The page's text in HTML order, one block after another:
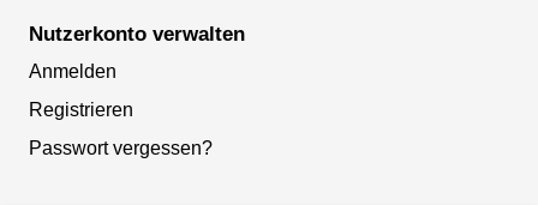
Nutzerkonto verwalten
Anmelden
Registrieren
Passwort vergessen?